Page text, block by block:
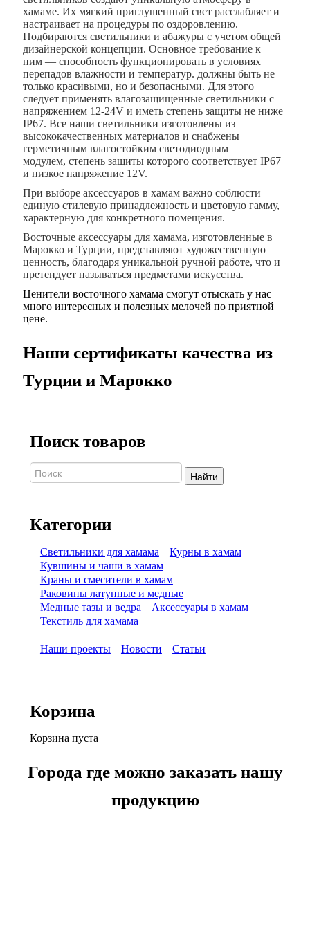
хамаме. Их мягкий приглушенный свет расслабляет и
настраивает на процедуры по оздоровлению.
Подбираются светильники и абажуры с учетом общей
дизайнерской концепции. Основное требование к
ним — способность функционировать в условиях
перепадов влажности и температур. должны быть не
только красивыми, но и безопасными. Для этого
следует применять влагозащищенные светильники с
напряжением 12-24V и иметь степень защиты не ниже
IP67. Все наши светильники изготовлены из
высококачественных материалов и снабжены
герметичным влагостойким светодиодным
модулем, степень защиты которого соответствует IP67
и низкое напряжение 12V.
При выборе аксессуаров в хамам важно соблюсти
единую стилевую принадлежность и цветовую гамму,
характерную для конкретного помещения.
Восточные аксессуары для хамама, изготовленные в
Марокко и Турции, представляют художественную
ценность, благодаря уникальной ручной работе, что и
претендует называться предметами искусства.
Ценители восточного хамама смогут отыскать у нас
много интересных и полезных мелочей по приятной
цене.
Наши сертификаты качества из
Турции и Марокко
Поиск товаров
Найти
Категории
Светильники для хамама
Курны в хамам
Кувшины и чаши в хамам
Краны и смесители в хамам
Раковины латунные и медные
Медные тазы и ведра
Аксессуары в хамам
Текстиль для хамама
Наши проекты Новости Статьи
Корзина
Корзина пуста
Города где можно заказать нашу
продукцию